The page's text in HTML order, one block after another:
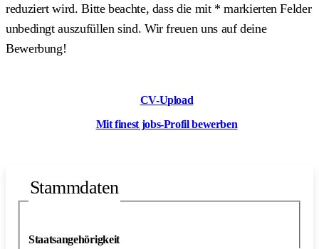
reduziert wird. Bitte beachte, dass die mit * markierten Felder
unbedingt auszufüllen sind. Wir freuen uns auf deine
Bewerbung!
CV-Upload
Mit finest jobs-Profil bewerben
Stammdaten
Staatsangehörigkeit